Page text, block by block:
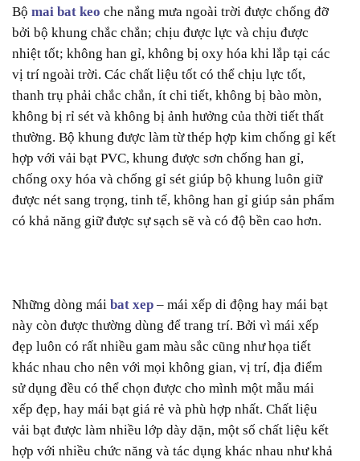
Bộ mai bat keo che nắng mưa ngoài trời được chống đỡ
bởi bộ khung chắc chắn; chịu được lực và chịu được
nhiệt tốt; không han gỉ, không bị oxy hóa khi lắp tại các
vị trí ngoài trời. Các chất liệu tốt có thể chịu lực tốt,
thanh trụ phải chắc chắn, ít chi tiết, không bị bào mòn,
không bị rỉ sét và không bị ảnh hưởng của thời tiết thất
thường. Bộ khung được làm từ thép hợp kim chống gỉ kết
hợp với vải bạt PVC, khung được sơn chống han gỉ,
chống oxy hóa và chống gỉ sét giúp bộ khung luôn giữ
được nét sang trọng, tinh tế, không han gỉ giúp sản phẩm
có khả năng giữ được sự sạch sẽ và có độ bền cao hơn.
Những dòng mái bat xep – mái xếp di động hay mái bạt
này còn được thường dùng để trang trí. Bởi vì mái xếp
đẹp luôn có rất nhiều gam màu sắc cũng như họa tiết
khác nhau cho nên với mọi không gian, vị trí, địa điểm
sử dụng đều có thể chọn được cho mình một mẫu mái
xếp đẹp, hay mái bạt giá rẻ và phù hợp nhất. Chất liệu
vải bạt được làm nhiều lớp dày dặn, một số chất liệu kết
hợp với nhiều chức năng và tác dụng khác nhau như khả